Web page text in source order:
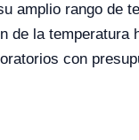
amplio rango de
la temperatura
con